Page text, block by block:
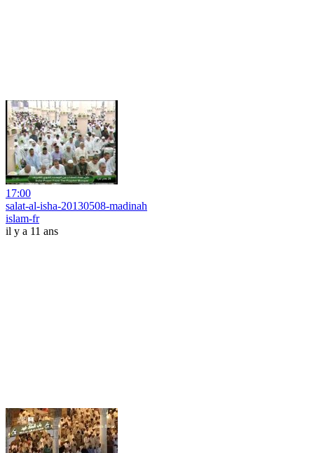
17:00
salat-al-isha-20130508-madinah
islam-fr
il y a 11 ans